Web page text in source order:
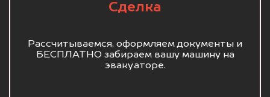
Сделка
Рассчитываемся, оформляем документы и
БЕСПЛАТНО забираем вашу машину на
эвакуаторе.